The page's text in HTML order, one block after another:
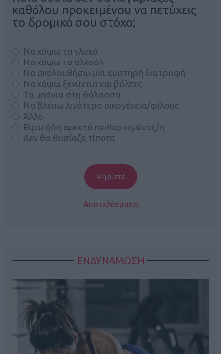
καθόλου προκειμένου να πετύχεις
το δρομικό σου στόχο;
Να κόψω τα γλυκά
Να κόψω το αλκοόλ
Να ακολουθήσω μία αυστηρή διατροφή
Να κόψω ξενύχτια και βόλτες
Τα μπάνια στη θάλασσα
Να βλέπω λιγότερο οικογένεια/φίλους
Άλλο
Είμαι ήδη αρκετά πειθαρχημένος/η
Δεν θα θυσίαζα τίποτα
Αποτελέσματα
ΕΝΔΥΝΑΜΩΣΗ